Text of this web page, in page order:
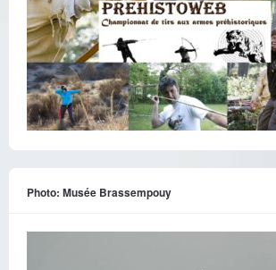
Photo: Musée Brassempouy